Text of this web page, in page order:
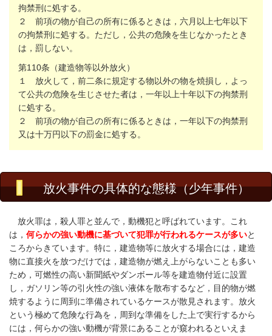
拘禁刑に処する。
２ 前項の物が自己の所有に係るときは，六月以上七年以下
の拘禁刑に処する。ただし，公共の危険を生じなかったとき
は，罰しない。
第110条（建造物等以外放火）
１ 放火して，前二条に規定する物以外の物を焼損し，よっ
て公共の危険を生じさせた者は，一年以上十年以下の拘禁刑
に処する。
２ 前項の物が自己の所有に係るときは，一年以下の拘禁刑
又は十万円以下の罰金に処する。
放火事件の具体的な態様（少年事件）
放火罪は，殺人罪と並んで，動機犯と呼ばれています。これ
は， 何らかの強い動機に基づいて犯罪が行われるケースが多いと
ころからきています。特に，建造物等に放火する場合には，建造
物に直接火を放つだけでは，建造物が燃え上がらないことも多い
ため，可燃性の高い新聞紙やダンボール等を建造物付近に設置
し，ガソリン等の引火性の強い液体を散布するなど，目的物が燃
焼するように周到に準備されているケースが散見されます。放火
という極めて危険な行為を，周到な準備をした上で実行するから
には，何らかの強い動機が背景にあることが窺われるといえま